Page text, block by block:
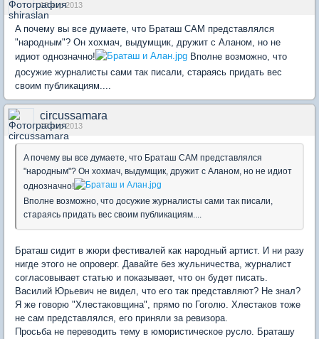
18 апр 2013
A почему вы все думаете, что Браташ САМ представлялся
"народным"? Он хохмач, выдумщик, дружит с Аланом, но не
идиот однозначно!
Вполне возможно, что
досужие журналисты сами так писали, стараясь придать вес
своим публикациям....
circussamara
19 апр 2013
A почему вы все думаете, что Браташ САМ представлялся
"народным"? Он хохмач, выдумщик, дружит с Аланом, но не идиот
однозначно!
Вполне возможно, что досужие журналисты сами так писали,
стараясь придать вес своим публикациям....
Браташ сидит в жюри фестивалей как народный артист. И ни разу
нигде этого не опроверг. Давайте без жульничества, журналист
согласовывает статью и показывает, что он будет писать.
Василий Юрьевич не видел, что его так представляют? Не знал?
Я же говорю "Хлестаковщина", прямо по Гоголю. Хлестаков тоже
не сам представлялся, его приняли за ревизора.
Просьба не переводить тему в юмористическое русло. Браташу